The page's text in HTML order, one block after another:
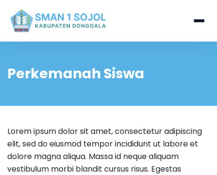
Perkemanah Siswa
Lorem ipsum dolor sit amet, consectetur adipiscing
elit, sed do eiusmod tempor incididunt ut labore et
dolore magna aliqua. Massa id neque aliquam
vestibulum morbi blandit cursus risus. Egestas